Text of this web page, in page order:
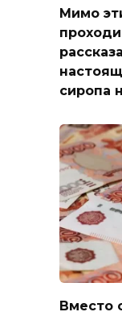
Мимо
сиропа
Вместо